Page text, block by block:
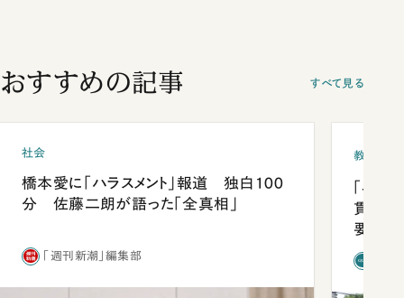
おすすめの記事 すべて見る
社会
橋本愛に「ハラスメント」報道 独白100
分 佐藤二朗が語った「全真相」
「週刊新潮」編集部
教育
「早
貫校へ
要だっ